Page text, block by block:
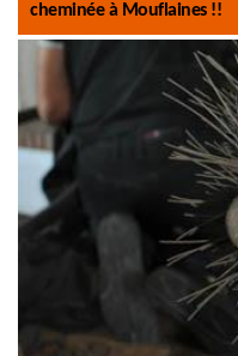
cheminée à Mouflaines !!